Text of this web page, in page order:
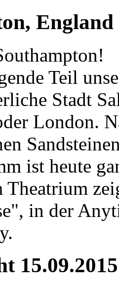
England
Teil
Stadt
London.
ist heute
Theatrium
in der
15.09.2015